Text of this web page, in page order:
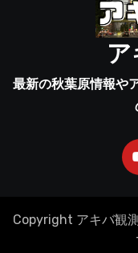
ア
最新の秋葉原情報や
Copyright アキバ観